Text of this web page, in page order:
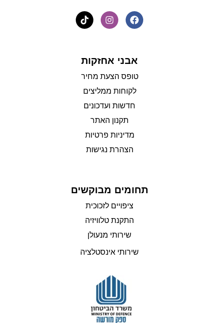
אבני אחזקות
טופס הצעת מחיר
לקוחות ממליצים
חדשות ועדכונים
תקנון האתר
מדיניות פרטיות
הצהרת נגישות
תחומים מבוקשים
ציפויים לזכוכית
התקנת טלוויזיה
שירותי מנעולן
שירותי אינסטלציה